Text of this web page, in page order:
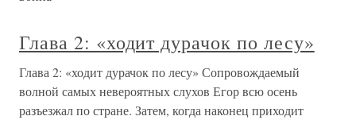
Глава 2: «ходит дурачок по лесу»
Глава 2: «ходит дурачок по лесу» Сопровождаемый
волной самых невероятных слухов Егор всю осень
разъезжал по стране. Затем, когда наконец приходит